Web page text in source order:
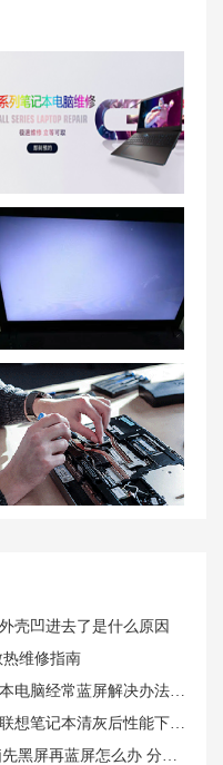
南京联想笔记本维修中心_南京联想电脑售后服务网点|售后地址
联想电脑开机后进不了桌面怎么办 联想电脑开机自动修复进不了系统
壳凹进去了是什么原因
维修指南
经常蓝屏解决办法有哪些
后性能下降为什么？怎么处理？
屏怎么办 分享该故障解决方法